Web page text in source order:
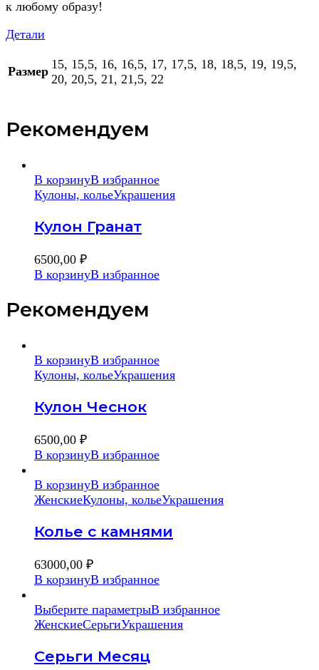
к любому образу!
Детали
Размер 15, 15,5, 16, 16,5, 17, 17,5, 18, 18,5, 19, 19,5,
20, 20,5, 21, 21,5, 22
Рекомендуем
В корзинуВ избранное
Кулоны, кольеУкрашения
Кулон Гранат
6500,00 ₽
В корзинуВ избранное
Рекомендуем
В корзинуВ избранное
Кулоны, кольеУкрашения
Кулон Чеснок
6500,00 ₽
В корзинуВ избранное
В корзинуВ избранное
ЖенскиеКулоны, кольеУкрашения
Колье с камнями
63000,00 ₽
В корзинуВ избранное
Выберите параметрыВ избранное
ЖенскиеСерьгиУкрашения
Серьги Месяц